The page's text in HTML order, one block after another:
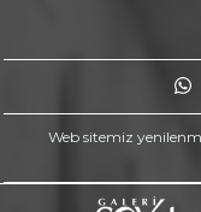
Web sitemiz